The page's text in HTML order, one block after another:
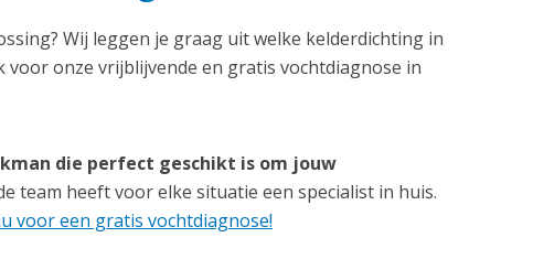
Wij leggen je graag uit welke kelderdichting in
onze vrijblijvende en gratis vochtdiagnose in
die perfect geschikt is om jouw
team heeft voor elke situatie een specialist in huis.
voor een gratis vochtdiagnose!